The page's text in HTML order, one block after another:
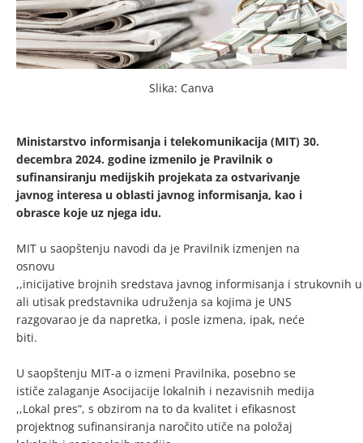
Slika: Canva
Ministarstvo informisanja i telekomunikacija (MIT) 30.
decembra 2024. godine izmenilo je Pravilnik o
sufinansiranju medijskih projekata za ostvarivanje
javnog interesa u oblasti javnog informisanja, kao i
obrasce koje uz njega idu.
MIT u saopštenju navodi da je Pravilnik izmenjen na
osnovu
,,inicijative brojnih sredstava javnog informisanja i strukovnih
ali utisak predstavnika udruženja sa kojima je UNS
razgovarao je da napretka, i posle izmena, ipak, neće
biti.
U saopštenju MIT-a o izmeni Pravilnika, posebno se
ističe zalaganje Asocijacije lokalnih i nezavisnih medija
,,Lokal pres“, s obzirom na to da kvalitet i efikasnost
projektnog sufinansiranja naročito utiče na položaj